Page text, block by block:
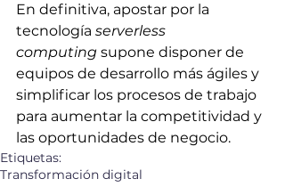
En definitiva, apostar por la
tecnología serverless
computing supone disponer de
equipos de desarrollo más ágiles y
simplificar los procesos de trabajo
para aumentar la competitividad y
las oportunidades de negocio.
Etiquetas:
Transformación digital